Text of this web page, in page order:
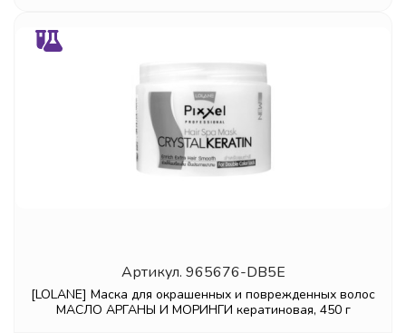
Артикул. 965676-DB5E
[LOLANE] Маска для окрашенных и поврежденных волос
МАСЛО АРГАНЫ И МОРИНГИ кератиновая, 450 г